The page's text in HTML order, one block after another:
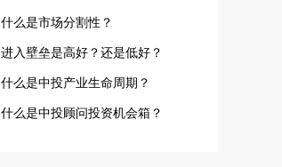
什么是市场分割性？
进入壁垒是高好？还是低好？
什么是中投产业生命周期？
什么是中投顾问投资机会箱？